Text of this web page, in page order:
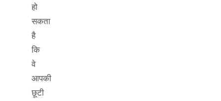
हो
सकता
है
कि
वे
आपकी
छूटी